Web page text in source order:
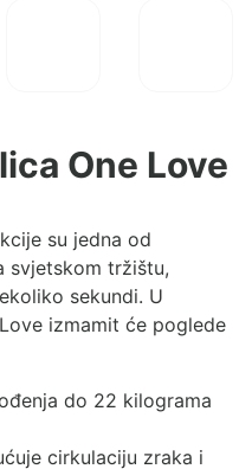
One Love
su jedna od
svjetskom tržištu,
sekundi. U
izmamit će poglede
do 22 kilograma
cirkulaciju zraka i